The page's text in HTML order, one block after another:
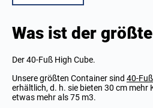
Was ist der
Der 40-Fuß High Cube.
Unsere größten Container sind 40-
erhältlich, d. h. sie bieten 30 cm
etwas mehr als 75 m3.